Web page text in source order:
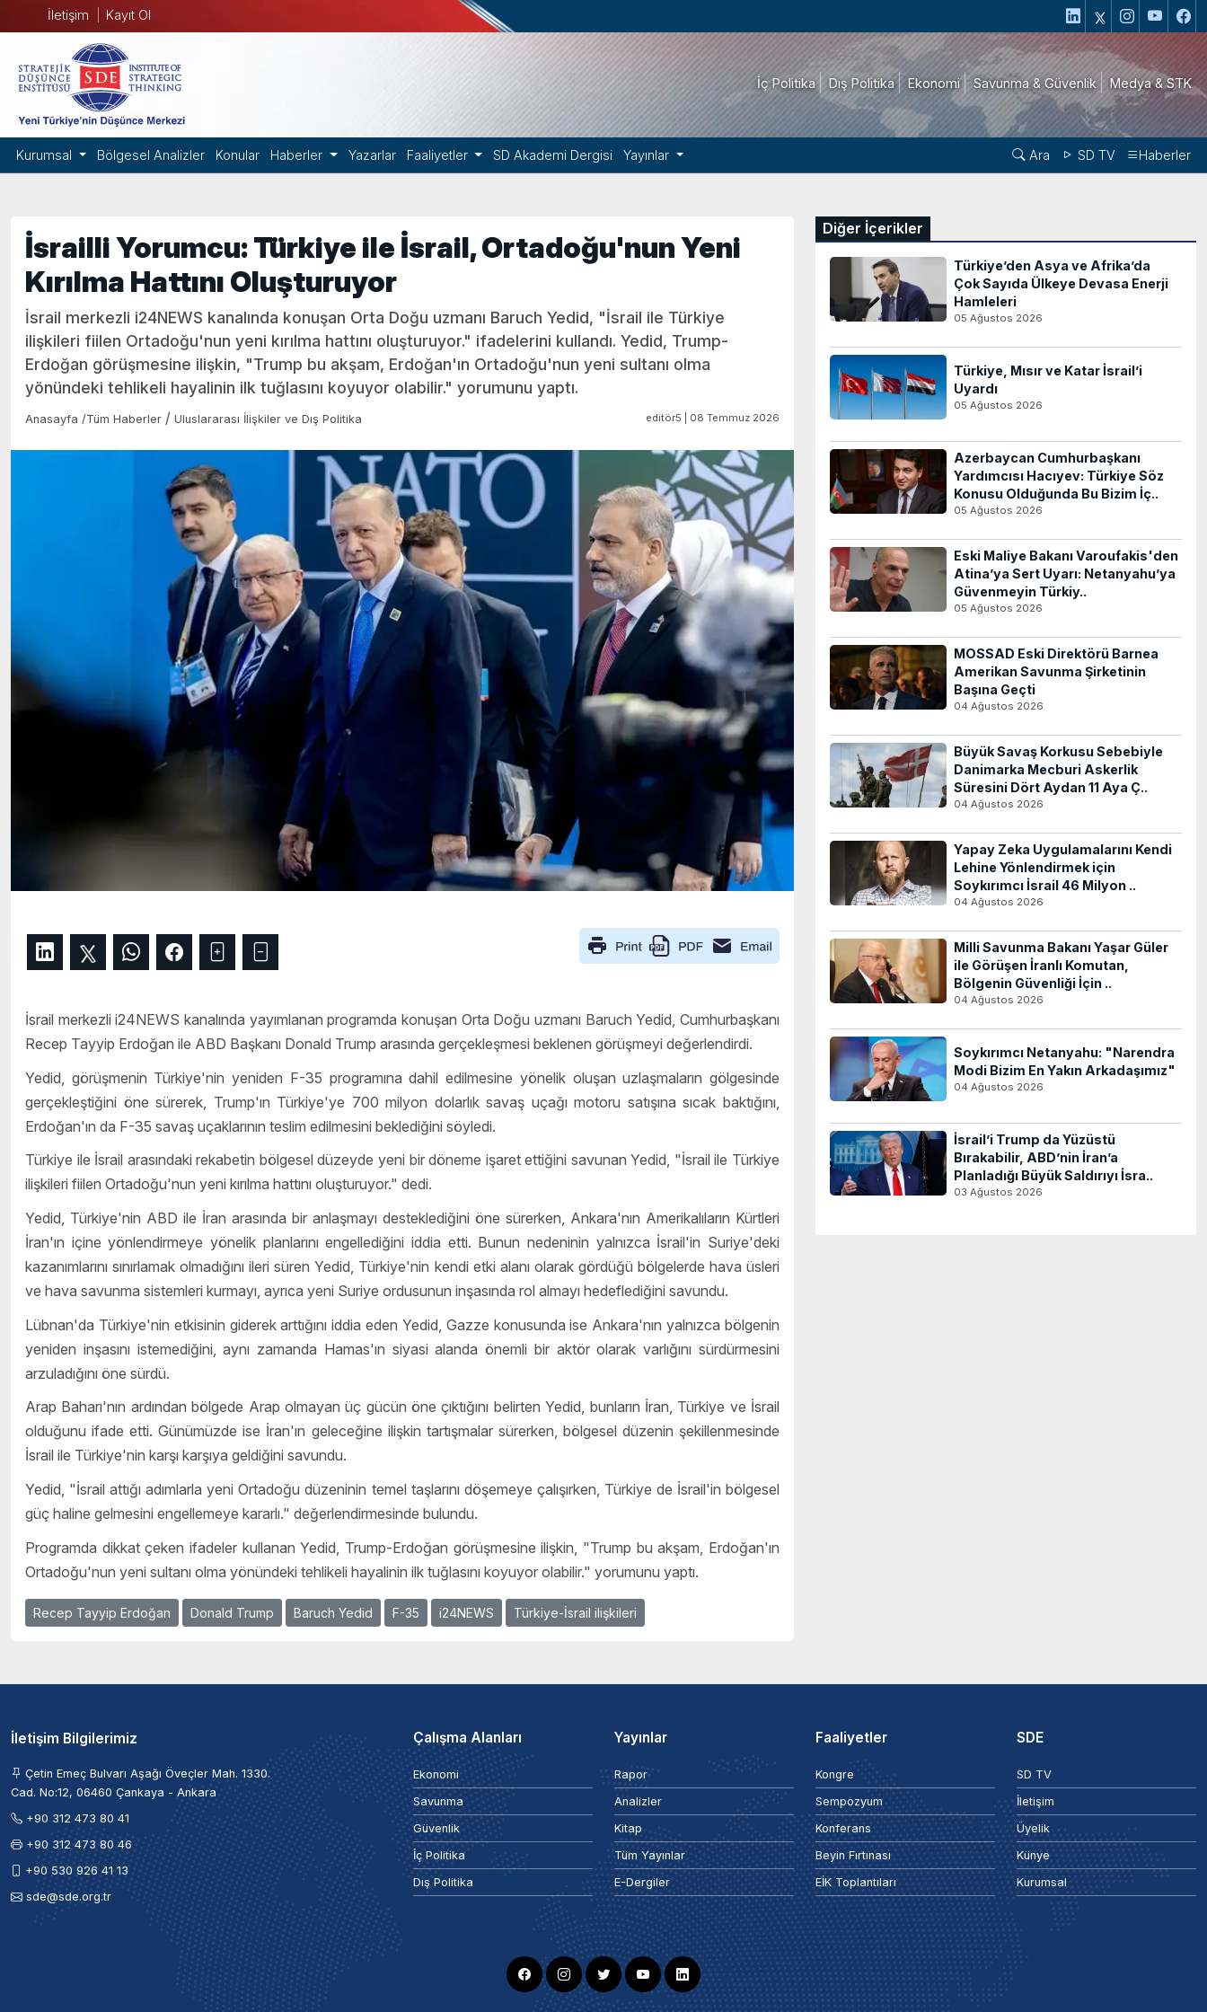
İletişim Kayıt Ol
İç Politika Dış Politika Ekonomi Savunma & Güvenlik Medya & STK
Kurumsal Bölgesel Analizler Konular Haberler Yazarlar Faaliyetler SD Akademi Dergisi Yayınlar Ara SD TV Haberler
İsrailli Yorumcu: Türkiye ile İsrail, Ortadoğu'nun Yeni
Kırılma Hattını Oluşturuyor
İsrail merkezli i24NEWS kanalında konuşan Orta Doğu uzmanı Baruch Yedid, "İsrail ile Türkiye
ilişkileri fiilen Ortadoğu'nun yeni kırılma hattını oluşturuyor." ifadelerini kullandı. Yedid, Trump-
Erdoğan görüşmesine ilişkin, "Trump bu akşam, Erdoğan'ın Ortadoğu'nun yeni sultanı olma
yönündeki tehlikeli hayalinin ilk tuğlasını koyuyor olabilir." yorumunu yaptı.
Anasayfa /Tüm Haberler / Uluslararası İlişkiler ve Dış Politika editör5 | 08 Temmuz 2026
İsrail merkezli i24NEWS kanalında yayımlanan programda konuşan Orta Doğu uzmanı Baruch Yedid, Cumhurbaşkanı
Recep Tayyip Erdoğan ile ABD Başkanı Donald Trump arasında gerçekleşmesi beklenen görüşmeyi değerlendirdi.
Yedid, görüşmenin Türkiye'nin yeniden F-35 programına dahil edilmesine yönelik oluşan uzlaşmaların gölgesinde
gerçekleştiğini öne sürerek, Trump'ın Türkiye'ye 700 milyon dolarlık savaş uçağı motoru satışına sıcak baktığını,
Erdoğan'ın da F-35 savaş uçaklarının teslim edilmesini beklediğini söyledi.
Türkiye ile İsrail arasındaki rekabetin bölgesel düzeyde yeni bir döneme işaret ettiğini savunan Yedid, "İsrail ile Türkiye
ilişkileri fiilen Ortadoğu'nun yeni kırılma hattını oluşturuyor." dedi.
Yedid, Türkiye'nin ABD ile İran arasında bir anlaşmayı desteklediğini öne sürerken, Ankara'nın Amerikalıların Kürtleri
İran'ın içine yönlendirmeye yönelik planlarını engellediğini iddia etti. Bunun nedeninin yalnızca İsrail'in Suriye'deki
kazanımlarını sınırlamak olmadığını ileri süren Yedid, Türkiye'nin kendi etki alanı olarak gördüğü bölgelerde hava üsleri
ve hava savunma sistemleri kurmayı, ayrıca yeni Suriye ordusunun inşasında rol almayı hedeflediğini savundu.
Lübnan'da Türkiye'nin etkisinin giderek arttığını iddia eden Yedid, Gazze konusunda ise Ankara'nın yalnızca bölgenin
yeniden inşasını istemediğini, aynı zamanda Hamas'ın siyasi alanda önemli bir aktör olarak varlığını sürdürmesini
arzuladığını öne sürdü.
Arap Baharı'nın ardından bölgede Arap olmayan üç gücün öne çıktığını belirten Yedid, bunların İran, Türkiye ve İsrail
olduğunu ifade etti. Günümüzde ise İran'ın geleceğine ilişkin tartışmalar sürerken, bölgesel düzenin şekillenmesinde
İsrail ile Türkiye'nin karşı karşıya geldiğini savundu.
Yedid, "İsrail attığı adımlarla yeni Ortadoğu düzeninin temel taşlarını döşemeye çalışırken, Türkiye de İsrail'in bölgesel
güç haline gelmesini engellemeye kararlı." değerlendirmesinde bulundu.
Programda dikkat çeken ifadeler kullanan Yedid, Trump-Erdoğan görüşmesine ilişkin, "Trump bu akşam, Erdoğan'ın
Ortadoğu'nun yeni sultanı olma yönündeki tehlikeli hayalinin ilk tuğlasını koyuyor olabilir." yorumunu yaptı.
Recep Tayyip Erdoğan Donald Trump Baruch Yedid F-35 i24NEWS Türkiye-İsrail ilişkileri
Diğer İçerikler
Türkiye’den Asya ve Afrika’da
Çok Sayıda Ülkeye Devasa Enerji
Hamleleri
05 Ağustos 2026
Türkiye, Mısır ve Katar İsrail’i
Uyardı
05 Ağustos 2026
Azerbaycan Cumhurbaşkanı
Yardımcısı Hacıyev: Türkiye Söz
Konusu Olduğunda Bu Bizim İç..
05 Ağustos 2026
Eski Maliye Bakanı Varoufakis'den
Atina’ya Sert Uyarı: Netanyahu’ya
Güvenmeyin Türkiy..
05 Ağustos 2026
MOSSAD Eski Direktörü Barnea
Amerikan Savunma Şirketinin
Başına Geçti
04 Ağustos 2026
Büyük Savaş Korkusu Sebebiyle
Danimarka Mecburi Askerlik
Süresini Dört Aydan 11 Aya Ç..
04 Ağustos 2026
Yapay Zeka Uygulamalarını Kendi
Lehine Yönlendirmek için
Soykırımcı İsrail 46 Milyon ..
04 Ağustos 2026
Milli Savunma Bakanı Yaşar Güler
ile Görüşen İranlı Komutan,
Bölgenin Güvenliği İçin ..
04 Ağustos 2026
Soykırımcı Netanyahu: "Narendra
Modi Bizim En Yakın Arkadaşımız"
04 Ağustos 2026
İsrail’i Trump da Yüzüstü
Bırakabilir, ABD’nin İran’a
Planladığı Büyük Saldırıyı İsra..
03 Ağustos 2026
İletişim Bilgilerimiz
Çetin Emeç Bulvarı Aşağı Öveçler Mah. 1330.
Cad. No:12, 06460 Çankaya - Ankara
+90 312 473 80 41
+90 312 473 80 46
+90 530 926 41 13
sde@sde.org.tr
Çalışma Alanları
Ekonomi
Savunma
Güvenlik
İç Politika
Dış Politika
Yayınlar
Rapor
Analizler
Kitap
Tüm Yayınlar
E-Dergiler
Faaliyetler
Kongre
Sempozyum
Konferans
Beyin Fırtınası
EİK Toplantıları
SDE
SD TV
İletişim
Üyelik
Künye
Kurumsal